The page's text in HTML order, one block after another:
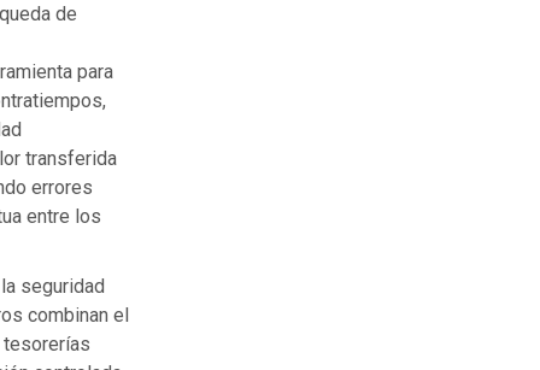
de
para
transferida
errores
entre los
seguridad
combinan el